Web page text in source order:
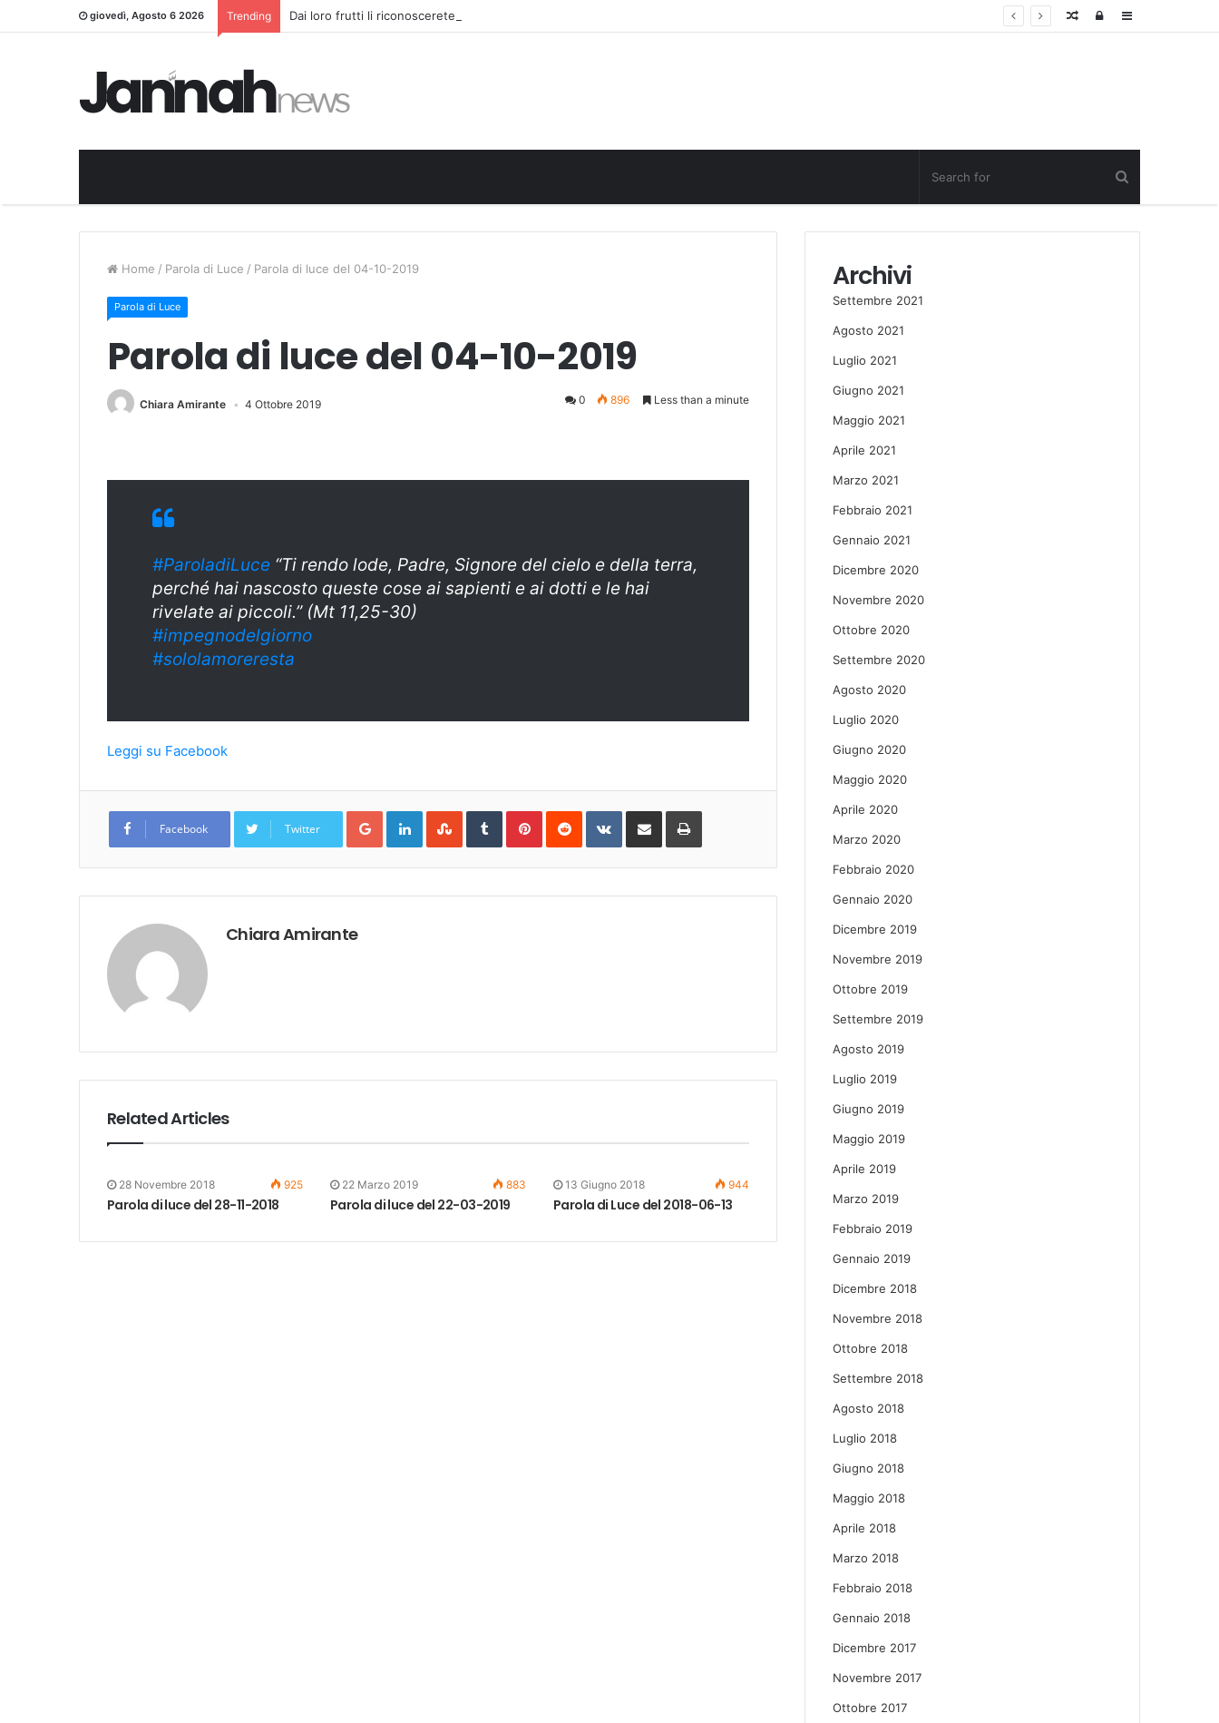
giovedì, Agosto 6 2026 Trending Dai loro frutti li riconoscerete Sidebar
Log
Random
Home / Parola di Luce / Parola di luce del 04-10-2019
Parola di Luce
Parola di luce del 04-10-2019
Chiara Amirante 4 Ottobre 2019 0 896 Less than a minute
#ParoladiLuce “Ti rendo lode, Padre, Signore del cielo e della terra,
perché hai nascosto queste cose ai sapienti e ai dotti e le hai
rivelate ai piccoli.” (Mt 11,25-30)
#impegnodelgiorno
#sololamoreresta
Leggi su Facebook
Facebook Twitter
Google+LinkedInStumbleUpon
TumblrPinterestReddit VKontakteShare
Email
Print
Chiara Amirante
Related Articles
28 Novembre 2018 925
Parola di luce del 28-11-2018
22 Marzo 2019 883
Parola di luce del 22-03-2019
13 Giugno 2018 944
Parola di Luce del 2018-06-13
Archivi
Settembre 2021
Agosto 2021
Luglio 2021
Giugno 2021
Maggio 2021
Aprile 2021
Marzo 2021
Febbraio 2021
Gennaio 2021
Dicembre 2020
Novembre 2020
Ottobre 2020
Settembre 2020
Agosto 2020
Luglio 2020
Giugno 2020
Maggio 2020
Aprile 2020
Marzo 2020
Febbraio 2020
Gennaio 2020
Dicembre 2019
Novembre 2019
Ottobre 2019
Settembre 2019
Agosto 2019
Luglio 2019
Giugno 2019
Maggio 2019
Aprile 2019
Marzo 2019
Febbraio 2019
Gennaio 2019
Dicembre 2018
Novembre 2018
Ottobre 2018
Settembre 2018
Agosto 2018
Luglio 2018
Giugno 2018
Maggio 2018
Aprile 2018
Marzo 2018
Febbraio 2018
Gennaio 2018
Dicembre 2017
Novembre 2017
Ottobre 2017